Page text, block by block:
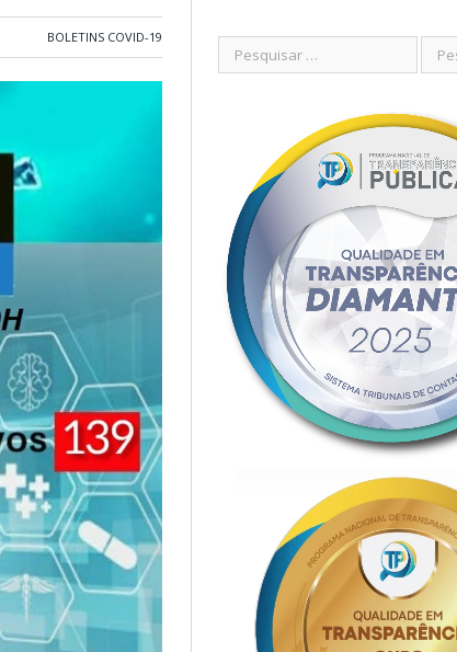
BOLETINS COVID-19